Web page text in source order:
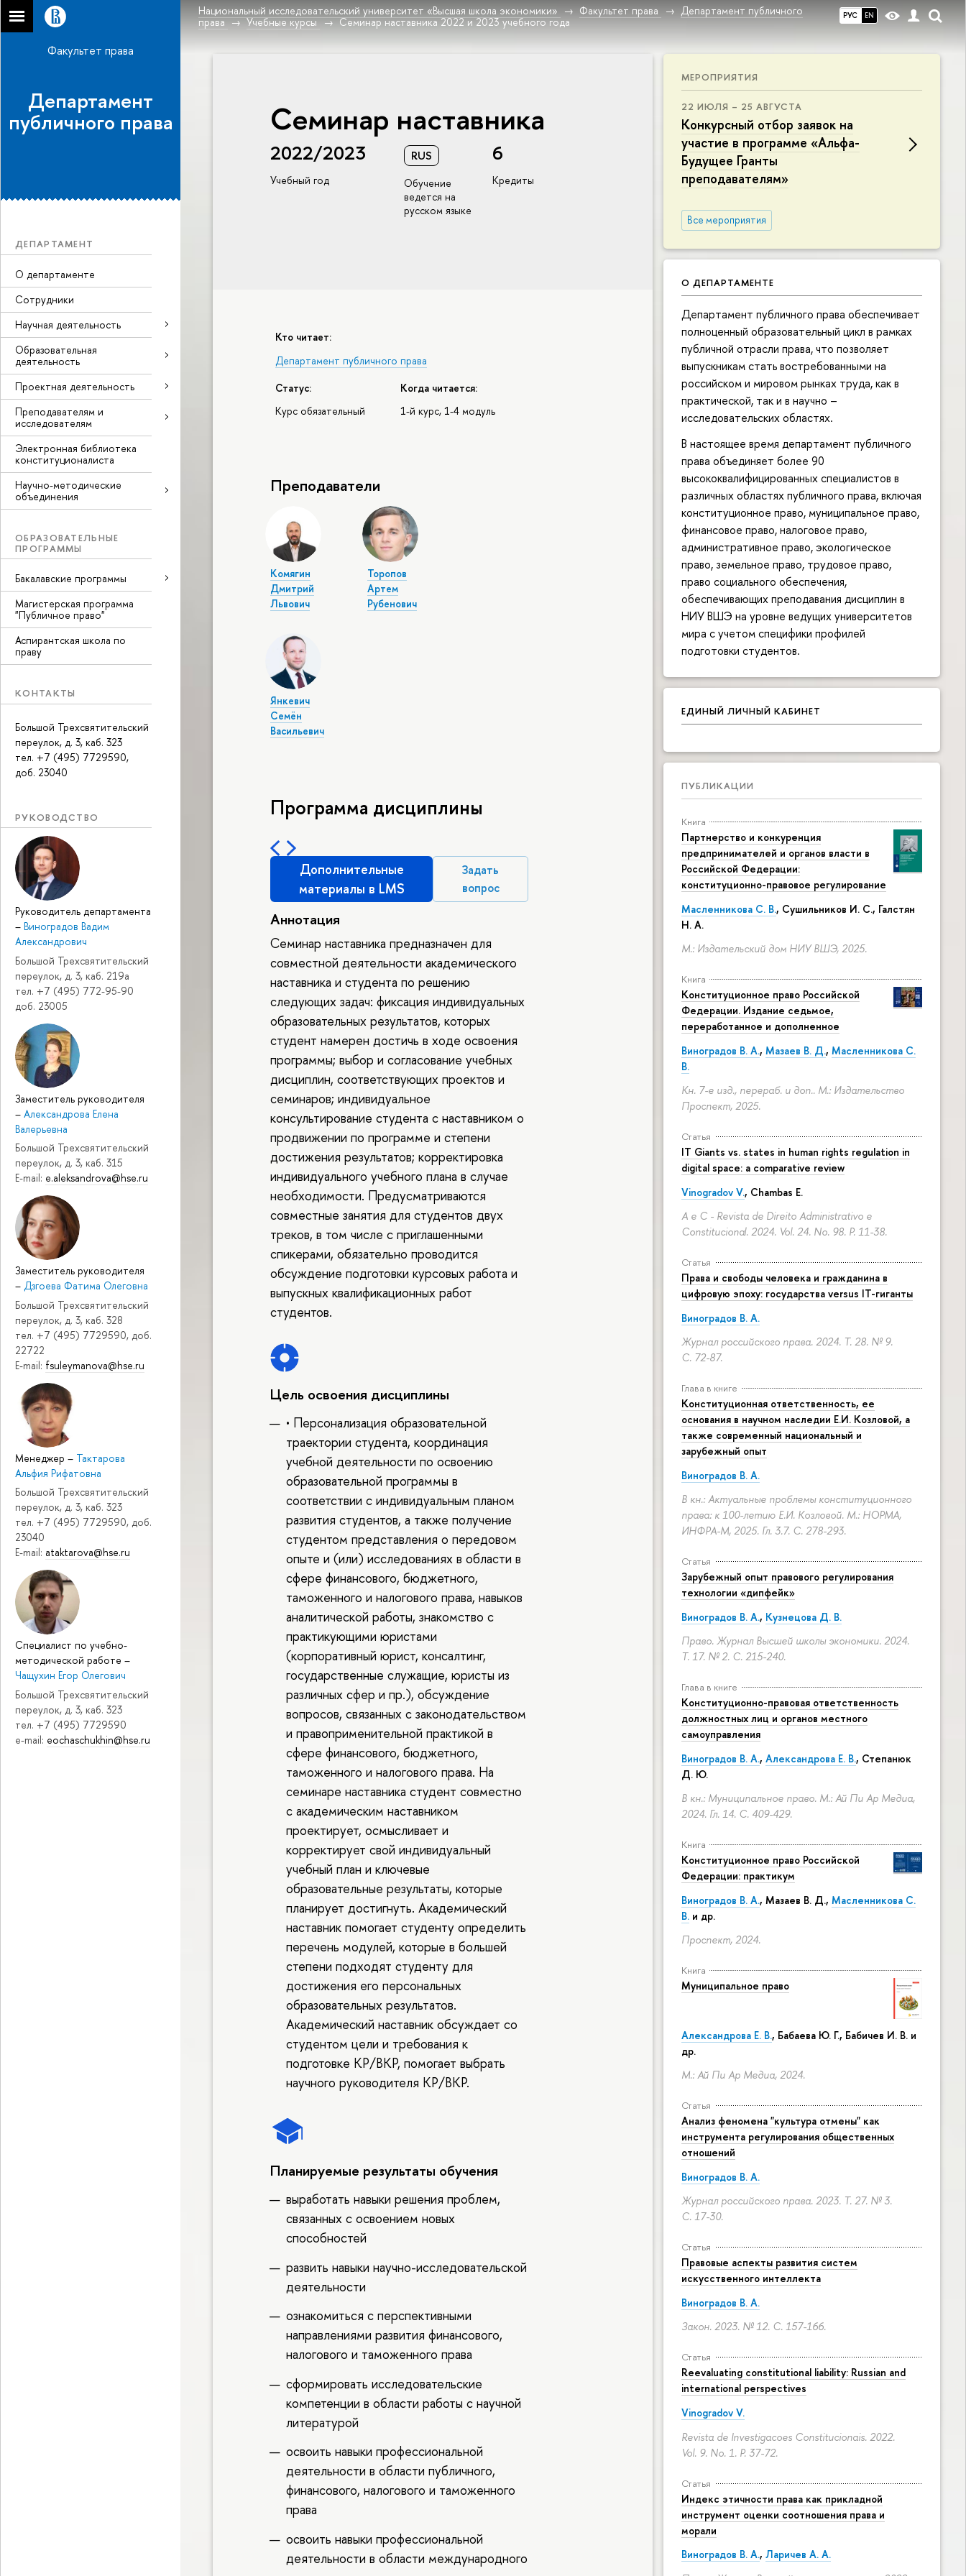
РУС EN
Национальный исследовательский университет «Высшая школа экономики» Факультет права
Департамент публичного
права
Учебные курсы Семинар наставника 2022 и 2023 учебного года
Факультет права
Департамент
публичного права
ДЕПАРТАМЕНТ
О департаменте
Сотрудники
Научная деятельность
Образовательная
деятельность
Проектная деятельность
Преподавателям и
исследователям
Электронная библиотека
конституционалиста
Научно-методические
объединения
ОБРАЗОВАТЕЛЬНЫЕ
ПРОГРАММЫ
Бакалавские программы
Магистерская программа
"Публичное право"
Аспирантская школа по
праву
КОНТАКТЫ
Большой Трехсвятительский
переулок, д. 3, каб. 323
тел. +7 (495) 7729590,
доб. 23040
РУКОВОДСТВО
Руководитель департамента
– Виноградов Вадим
Александрович
Большой Трехсвятительский
переулок, д. 3, каб. 219a
тел. +7 (495) 772-95-90
доб. 23005
Заместитель руководителя
– Александрова Елена
Валерьевна
Большой Трехсвятительский
переулок, д. 3, каб. 315
E-mail: e.aleksandrova@hse.ru
Заместитель руководителя
– Дзгоева Фатима Олеговна
Большой Трехсвятительский
переулок, д. 3, каб. 328
тел. +7 (495) 7729590, доб.
22722
E-mail: fsuleymanova@hse.ru
Менеджер – Тактарова
Альфия Рифатовна
Большой Трехсвятительский
переулок, д. 3, каб. 323
тел. +7 (495) 7729590, доб.
23040
E-mail: ataktarova@hse.ru
Специалист по учебно-
методической работе –
Чащухин Егор Олегович
Большой Трехсвятительский
переулок, д. 3, каб. 323
тел. +7 (495) 7729590
e-mail: eochaschukhin@hse.ru
МЕРОПРИЯТИЯ
22 ИЮЛЯ – 25 АВГУСТА
Конкурсный отбор заявок на
участие в программе «Альфа-
Будущее Гранты
преподавателям»
Все мероприятия
О ДЕПАРТАМЕНТЕ
Департамент публичного права обеспечивает
полноценный образовательный цикл в рамках
публичной отрасли права, что позволяет
выпускникам стать востребованными на
российском и мировом рынках труда, как в
практической, так и в научно –
исследовательских областях.
В настоящее время департамент публичного
права объединяет более 90
высококвалифицированных специалистов в
различных областях публичного права, включая
конституционное право, муниципальное право,
финансовое право, налоговое право,
административное право, экологическое
право, земельное право, трудовое право,
право социального обеспечения,
обеспечивающих преподавания дисциплин в
НИУ ВШЭ на уровне ведущих университетов
мира с учетом специфики профилей
подготовки студентов.
ЕДИНЫЙ ЛИЧНЫЙ КАБИНЕТ
ПУБЛИКАЦИИ
Книга
Партнерство и конкуренция
предпринимателей и органов власти в
Российской Федерации:
конституционно-правовое регулирование
Масленникова С. В., Сушильников И. С., Галстян
Н. А.
М.: Издательский дом НИУ ВШЭ, 2025.
Книга
Конституционное право Российской
Федерации. Издание седьмое,
переработанное и дополненное
Виноградов В. А., Мазаев В. Д., Масленникова С.
В.
Кн. 7-е изд., перераб. и доп.. М.: Издательство
Проспект, 2025.
Статья
IT Giants vs. states in human rights regulation in
digital space: a comparative review
Vinogradov V., Chambas E.
A e C - Revista de Direito Administrativo e
Constitucional. 2024. Vol. 24. No. 98. P. 11-38.
Статья
Права и свободы человека и гражданина в
цифровую эпоху: государства versus IT-гиганты
Виноградов В. А.
Журнал российского права. 2024. Т. 28. № 9.
С. 72-87.
Глава в книге
Конституционная ответственность, ее
основания в научном наследии Е.И. Козловой, а
также современный национальный и
зарубежный опыт
Виноградов В. А.
В кн.: Актуальные проблемы конституционного
права: к 100-летию Е.И. Козловой. М.: НОРМА,
ИНФРА-М, 2025. Гл. 3.7. С. 278-293.
Статья
Зарубежный опыт правового регулирования
технологии «дипфейк»
Виноградов В. А., Кузнецова Д. В.
Право. Журнал Высшей школы экономики. 2024.
Т. 17. № 2. С. 215-240.
Глава в книге
Конституционно-правовая ответственность
должностных лиц и органов местного
самоуправления
Виноградов В. А., Александрова Е. В., Степанюк
Д. Ю.
В кн.: Муниципальное право. М.: Ай Пи Ар Медиа,
2024. Гл. 14. С. 409-429.
Книга
Конституционное право Российской
Федерации: практикум
Виноградов В. А., Мазаев В. Д., Масленникова С.
В. и др.
Проспект, 2024.
Книга
Муниципальное право
Александрова Е. В., Бабаева Ю. Г., Бабичев И. В. и
др.
М.: Ай Пи Ар Медиа, 2024.
Статья
Анализ феномена "культура отмены" как
инструмента регулирования общественных
отношений
Виноградов В. А.
Журнал российского права. 2023. Т. 27. № 3.
С. 17-30.
Статья
Правовые аспекты развития систем
искусственного интеллекта
Виноградов В. А.
Закон. 2023. № 12. С. 157-166.
Статья
Reevaluating constitutional liability: Russian and
international perspectives
Vinogradov V.
Revista de Investigacoes Constitucionais. 2022.
Vol. 9. No. 1. P. 37-72.
Статья
Индекс этичности права как прикладной
инструмент оценки соотношения права и
морали
Виноградов В. А., Ларичев А. А.
Семинар наставника
2022/2023
Учебный год
RUS
Обучение
ведется на
русском языке
6
Кредиты
Кто читает:
Департамент публичного права
Статус:
Курс обязательный
Когда читается:
1-й курс, 1-4 модуль
Преподаватели
Комягин
Дмитрий
Львович
Торопов
Артем
Рубенович
Янкевич
Семён
Васильевич
Программа дисциплины
Дополнительные
материалы в LMS
Задать
вопрос
Аннотация
Семинар наставника предназначен для
совместной деятельности академического
наставника и студента по решению
следующих задач: фиксация индивидуальных
образовательных результатов, которых
студент намерен достичь в ходе освоения
программы; выбор и согласование учебных
дисциплин, соответствующих проектов и
семинаров; индивидуальное
консультирование студента с наставником о
продвижении по программе и степени
достижения результатов; корректировка
индивидуального учебного плана в случае
необходимости. Предусматриваются
совместные занятия для студентов двух
треков, в том числе с приглашенными
спикерами, обязательно проводится
обсуждение подготовки курсовых работа и
выпускных квалификационных работ
студентов.
Цель освоения дисциплины
• Персонализация образовательной
траектории студента, координация
учебной деятельности по освоению
образовательной программы в
соответствии с индивидуальным планом
развития студентов, а также получение
студентом представления о передовом
опыте и (или) исследованиях в области в
сфере финансового, бюджетного,
таможенного и налогового права, навыков
аналитической работы, знакомство с
практикующими юристами
(корпоративный юрист, консалтинг,
государственные служащие, юристы из
различных сфер и пр.), обсуждение
вопросов, связанных с законодательством
и правоприменительной практикой в
сфере финансового, бюджетного,
таможенного и налогового права. На
семинаре наставника студент совместно
с академическим наставником
проектирует, осмысливает и
корректирует свой индивидуальный
учебный план и ключевые
образовательные результаты, которые
планирует достигнуть. Академический
наставник помогает студенту определить
перечень модулей, которые в большей
степени подходят студенту для
достижения его персональных
образовательных результатов.
Академический наставник обсуждает со
студентом цели и требования к
подготовке КР/ВКР, помогает выбрать
научного руководителя КР/ВКР.
Планируемые результаты обучения
выработать навыки решения проблем,
связанных с освоением новых
способностей
развить навыки научно-исследовательской
деятельности
ознакомиться с перспективными
направлениями развития финансового,
налогового и таможенного права
сформировать исследовательские
компетенции в области работы с научной
литературой
освоить навыки профессиональной
деятельности в области публичного,
финансового, налогового и таможенного
права
освоить навыки профессиональной
деятельности в области международного